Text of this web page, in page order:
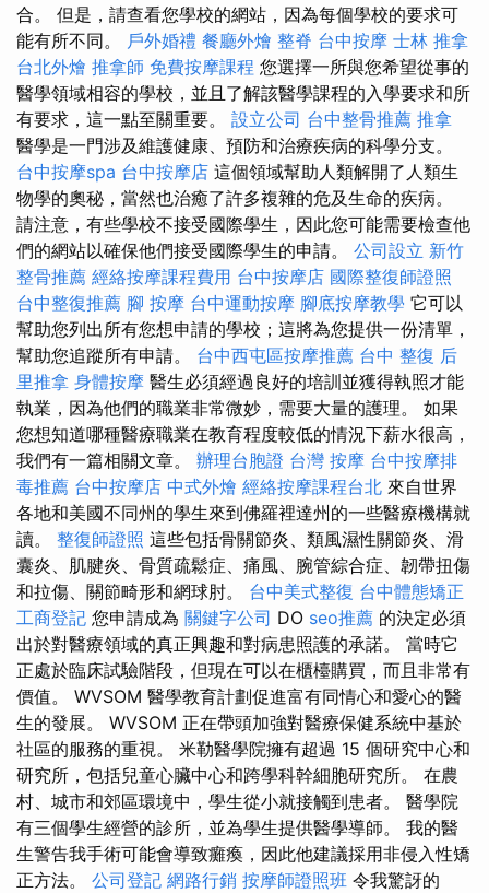
合。 但是，請查看您學校的網站，因為每個學校的要求可
能有所不同。 戶外婚禮 餐廳外燴 整脊 台中按摩 士林 推拿
台北外燴 推拿師 免費按摩課程 您選擇一所與您希望從事的
醫學領域相容的學校，並且了解該醫學課程的入學要求和所
有要求，這一點至關重要。 設立公司 台中整骨推薦 推拿
醫學是一門涉及維護健康、預防和治療疾病的科學分支。
台中按摩spa 台中按摩店 這個領域幫助人類解開了人類生
物學的奧秘，當然也治癒了許多複雜的危及生命的疾病。
請注意，有些學校不接受國際學生，因此您可能需要檢查他
們的網站以確保他們接受國際學生的申請。 公司設立 新竹
整骨推薦 經絡按摩課程費用 台中按摩店 國際整復師證照
台中整復推薦 腳 按摩 台中運動按摩 腳底按摩教學 它可以
幫助您列出所有您想申請的學校；這將為您提供一份清單，
幫助您追蹤所有申請。 台中西屯區按摩推薦 台中 整復 后
里推拿 身體按摩 醫生必須經過良好的培訓並獲得執照才能
執業，因為他們的職業非常微妙，需要大量的護理。 如果
您想知道哪種醫療職業在教育程度較低的情況下薪水很高，
我們有一篇相關文章。 辦理台胞證 台灣 按摩 台中按摩排
毒推薦 台中按摩店 中式外燴 經絡按摩課程台北 來自世界
各地和美國不同州的學生來到佛羅裡達州的一些醫療機構就
讀。 整復師證照 這些包括骨關節炎、類風濕性關節炎、滑
囊炎、肌腱炎、骨質疏鬆症、痛風、腕管綜合症、韌帶扭傷
和拉傷、關節畸形和網球肘。 台中美式整復 台中體態矯正
工商登記 您申請成為 關鍵字公司 DO seo推薦 的決定必須
出於對醫療領域的真正興趣和對病患照護的承諾。 當時它
正處於臨床試驗階段，但現在可以在櫃檯購買，而且非常有
價值。 WVSOM 醫學教育計劃促進富有同情心和愛心的醫
生的發展。 WVSOM 正在帶頭加強對醫療保健系統中基於
社區的服務的重視。 米勒醫學院擁有超過 15 個研究中心和
研究所，包括兒童心臟中心和跨學科幹細胞研究所。 在農
村、城市和郊區環境中，學生從小就接觸到患者。 醫學院
有三個學生經營的診所，並為學生提供醫學導師。 我的醫
生警告我手術可能會導致癱瘓，因此他建議採用非侵入性矯
正方法。 公司登記 網路行銷 按摩師證照班 令我驚訝的